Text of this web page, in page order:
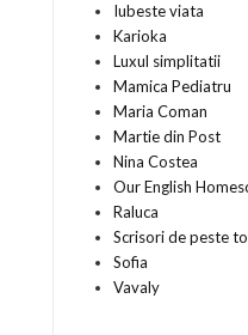
Iubeste viata
Karioka
Luxul simplitatii
Mamica Pediatru
Maria Coman
Martie din Post
Nina Costea
Our English
Raluca
Scrisori de peste
Sofia
Vavaly